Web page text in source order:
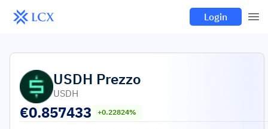
Login
USDH Prezzo
USDH
€0.857433 +0.22824%